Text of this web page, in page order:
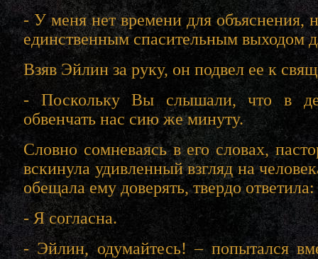
- У меня нет времени для объяснения,
единственным спасительным выходом
Взяв Эйлин за руку, он подвел ее к
- Поскольку Вы слышали, что в
обвенчать нас сию же минуту.
Словно сомневаясь в его словах,
вскинула удивленный взгляд на
обещала ему доверять, твердо ответила:
- Я согласна.
- Эйлин, одумайтесь! – попытался